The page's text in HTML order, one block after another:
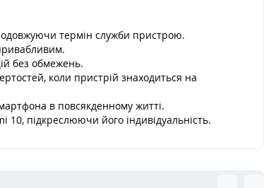
термін служби пристрою.
без обмежень.
коли пристрій знаходиться на
в повсякденному житті.
підкреслюючи його індивідуальність.